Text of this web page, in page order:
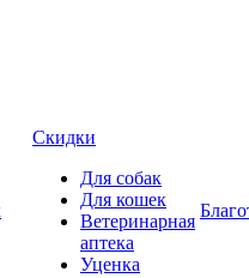
Скидки
Для собак
Для кошек
Ветеринарная
аптека
Уценка